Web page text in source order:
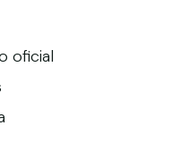
oficial